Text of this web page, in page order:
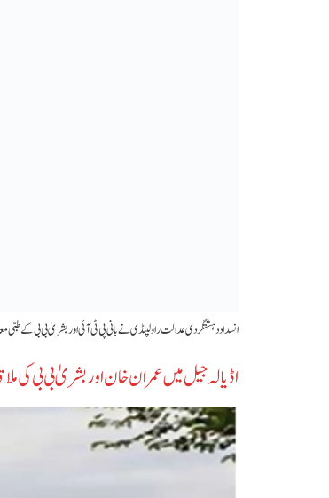
انسداد دہشتگردی عدالت راولپنڈی نے بانی پی ٹی آئی اور بشریٰ بی بی
اڈیالہ جیل میں عمران خان اور بشریٰ بی بی کی